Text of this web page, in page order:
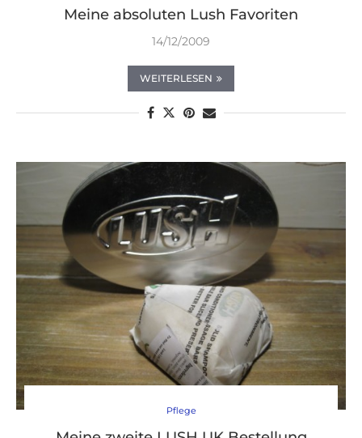
Meine absoluten Lush Favoriten
14/12/2009
WEITERLESEN
Pflege